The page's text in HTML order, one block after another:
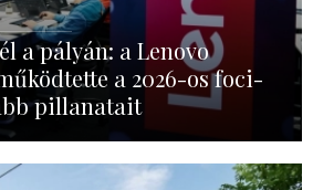
a pályán: a Lenovo
a 2026-os foci-
pillanatait